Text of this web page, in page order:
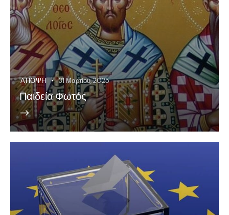
ΆΠΟΨΗ 31 Μαρτίου, 2025
Παιδεία Φωτός